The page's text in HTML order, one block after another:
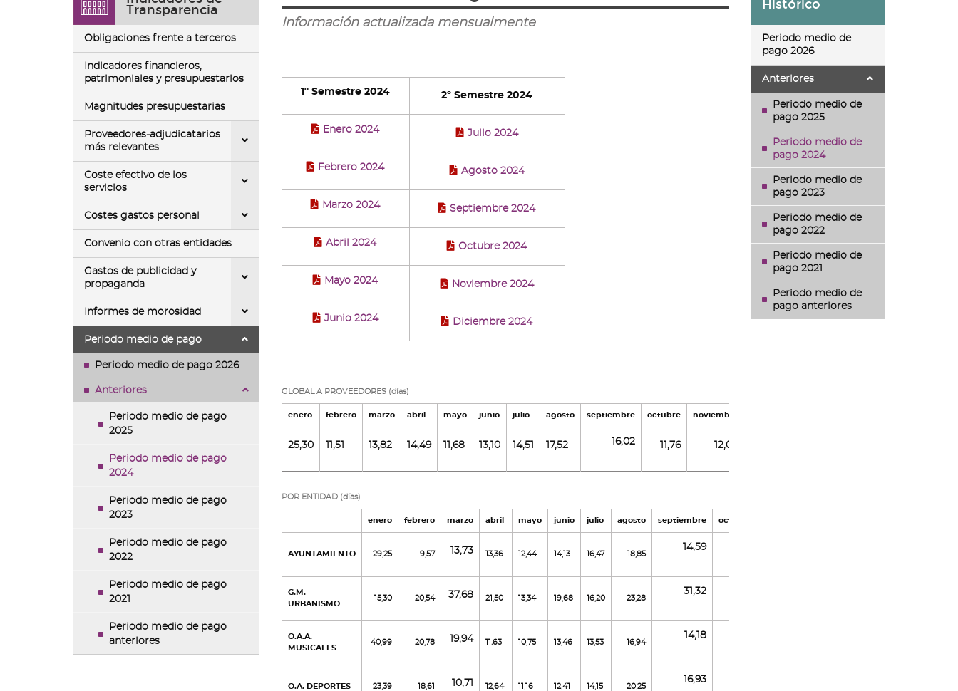
ir
la
de
inicio
Transparencia
Obligaciones frente a terceros
Indicadores financieros,
patrimoniales y presupuestarios
Magnitudes presupuestarias
Proveedores-adjudicatarios
más relevantes
Coste efectivo de los
servicios
Costes gastos personal
Convenio con otras entidades
Gastos de publicidad y
propaganda
Informes de morosidad
Periodo medio de pago
Periodo medio de pago 2026
Anteriores
Periodo medio de pago
2025
Periodo medio de pago
2024
Periodo medio de pago
2023
Periodo medio de pago
2022
Periodo medio de pago
2021
Periodo medio de pago
anteriores
Información actualizada mensualmente
1º Semestre 2024 2º Semestre 2024
Enero 2024 Julio 2024
Febrero 2024 Agosto 2024
Marzo 2024 Septiembre 2024
Abril 2024 Octubre 2024
Mayo 2024 Noviembre 2024
Junio 2024 Diciembre 2024
GLOBAL A PROVEEDORES (días)
enero febrero marzo abril mayo junio julio agosto septiembre octubre noviembre
25,30 11,51 13,82 14,49 11,68 13,10 14,51 17,52 16,02 11,76 12,04
POR ENTIDAD (días)
enero febrero marzo abril mayo junio julio agosto septiembre octubre
AYUNTAMIENTO 29,25 9,57 13,73 13,36 12,44 14,13 16,47 18,85
14,59
G.M.
URBANISMO
15,30 20,54 37,68 21,50 13,34 19,68 16,20 23,28
31,32
O.A.A.
MUSICALES
40,99 20,78 19,94 11.63 10,75 13,46 13,53 16,94
14,18
O.A. DEPORTES 23,39 18,61 10,71 12,64 11,16 12,41 14,15 20,25
16,93
Histórico
Periodo medio de
pago 2026
Anteriores
Periodo medio de
pago 2025
Periodo medio de
pago 2024
Periodo medio de
pago 2023
Periodo medio de
pago 2022
Periodo medio de
pago 2021
Periodo medio de
pago anteriores